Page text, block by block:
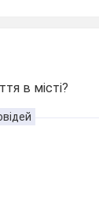
в місті?